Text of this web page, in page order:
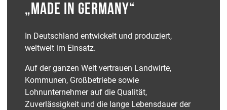
„MADE IN GERMANY“
In Deutschland entwickelt und produziert,
weltweit im Einsatz.
Auf der ganzen Welt vertrauen Landwirte,
Kommunen, Großbetriebe sowie
Lohnunternehmer auf die Qualität,
Zuverlässigkeit und die lange Lebensdauer der